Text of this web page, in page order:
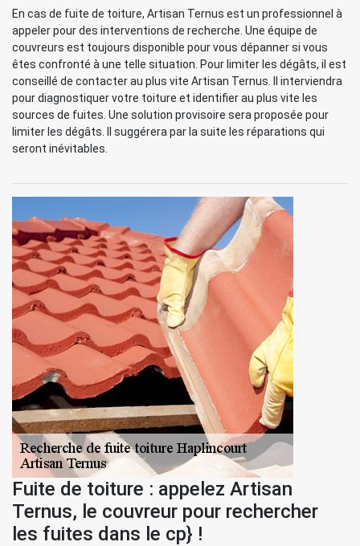
En cas de fuite de toiture, Artisan Ternus est un professionnel à
appeler pour des interventions de recherche. Une équipe de
couvreurs est toujours disponible pour vous dépanner si vous
êtes confronté à une telle situation. Pour limiter les dégâts, il est
conseillé de contacter au plus vite Artisan Ternus. Il interviendra
pour diagnostiquer votre toiture et identifier au plus vite les
sources de fuites. Une solution provisoire sera proposée pour
limiter les dégâts. Il suggérera par la suite les réparations qui
seront inévitables.
Fuite de toiture : appelez Artisan
Ternus, le couvreur pour rechercher
les fuites dans le cp} !